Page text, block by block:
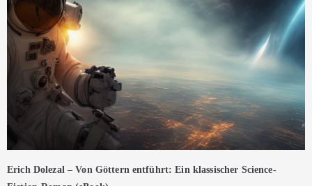
Erich Dolezal – Von Göttern entführt: Ein klassischer Science-